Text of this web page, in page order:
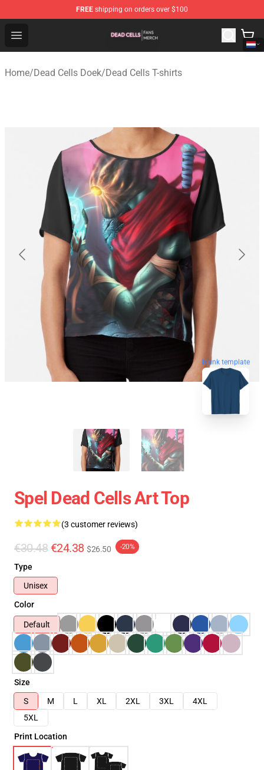
FREE shipping on orders over $100
Open menu
Dead Cells Shop - Official Dead Cells Merchandise Store
Home/Dead Cells Doek/Dead Cells T-shirts
blank template
Spel Dead Cells Art Top
(3 customer reviews)
€30.48 €24.38 $26.50 -20%
Type
Unisex
Color
Default
Size
S
M L XL 2XL 3XL
4XL
5XL
Print Location